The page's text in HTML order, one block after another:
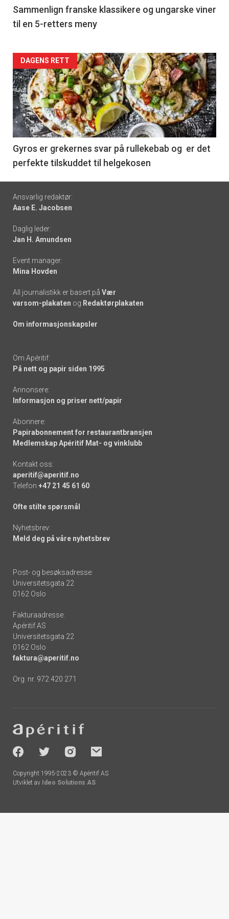
5
Sammenlign franske klassikere og ungarske viner
til en 5-retters meny
Forsiden
akkurat
nå
-
6
DAGENS RETT
Gyros er grekernes svar på rullekebab og er det
perfekte tilskuddet til helgekosen
Footer
-
links
Ansvarlig redaktør:
Aase E. Jacobsen
Daglig leder:
Jan H. Amundsen
Event manager:
Mina Hovden
All journalistikk er basert på Vær
varsom-plakaten og Redaktørplakaten
Om informasjonskapsler
Om Apéritif:
På nett og papir siden 1995
Annonsere:
Informasjon og priser nett/papir
Abonnere:
Papirabonnement for restaurantbransjen
Medlemskap Apéritif Mat- og vinklubb
Kontakt oss:
aperitif@aperitif.no
Telefon +47 21 45 61 60
Ofte stilte spørsmål
Nyhetsbrev:
Meld deg på våre nyhetsbrev
Post- og besøksadresse:
Universitetsgata 22
0162 Oslo
Fakturaadresse:
Apéritif AS
Universitetsgata 22
0162 Oslo
faktura@aperitif.no
Org. nr. 972 420 271
-
socials
Copyright 1995-2023 © Apéritif AS
Utviklet av Ideo Solutions AS